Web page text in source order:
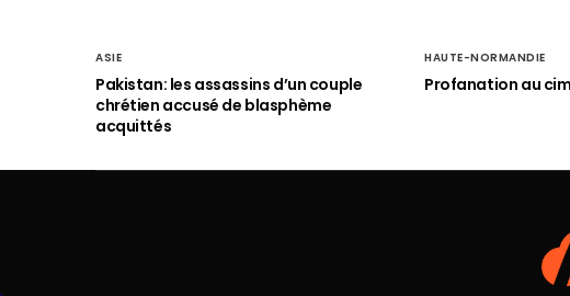
ASIE
Pakistan: les assassins d’un couple
chrétien accusé de blasphème
acquittés
HAUTE-NORMANDIE
Profanation au